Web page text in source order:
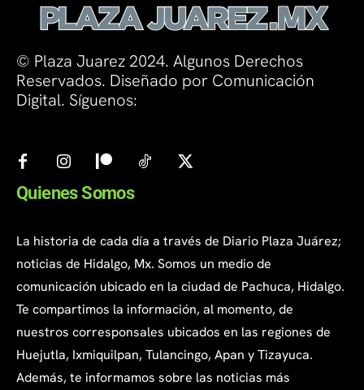
© Plaza Juarez 2024. Algunos Derechos
Reservados. Diseñado por Comunicación
Digital. Síguenos:
Quienes Somos
La historia de cada día a través de Diario Plaza Juárez;
noticias de Hidalgo, Mx. Somos un medio de
comunicación ubicado en la ciudad de Pachuca, Hidalgo.
Te compartimos la información, al momento, de
nuestros corresponsales ubicados en las regiones de
Huejutla, Ixmiquilpan, Tulancingo, Apan y Tizayuca.
Además, te informamos sobre las noticias más